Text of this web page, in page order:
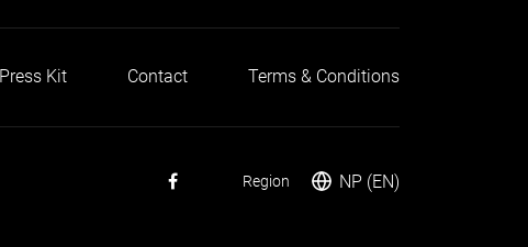
Press Kit Contact Terms & Conditions
Region NP (EN)